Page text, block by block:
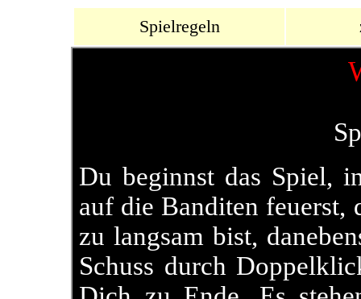
Spielregeln